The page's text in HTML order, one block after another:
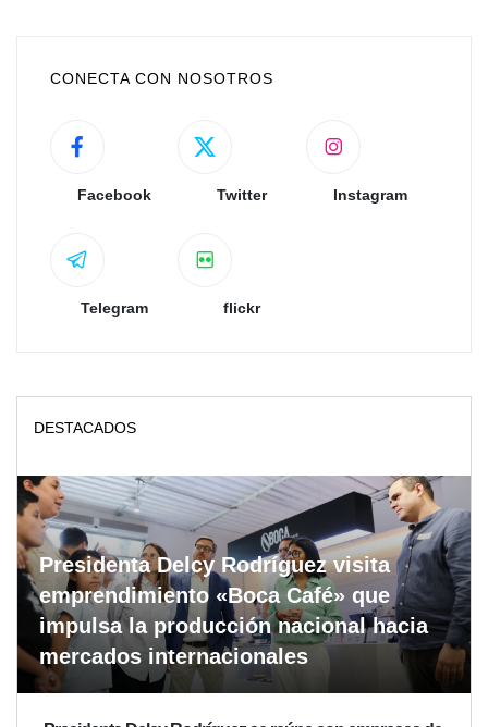
CONECTA CON NOSOTROS
Facebook Twitter Instagram
Telegram flickr
DESTACADOS
Presidenta Delcy Rodríguez visita
emprendimiento «Boca Café» que
impulsa la producción nacional hacia
mercados internacionales